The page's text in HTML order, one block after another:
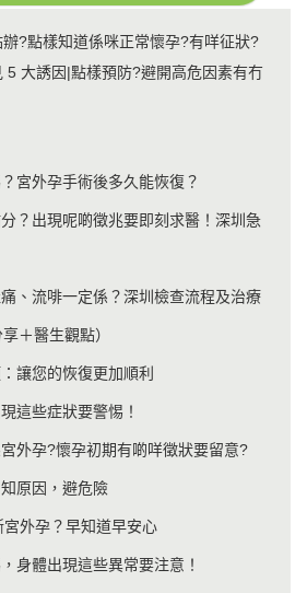
?點樣知道係咪正常懷孕?有咩征狀?
5 大誘因|點樣預防?避開高危因素有冇
宮外孕手術後多久能恢復？
？出現呢啲徵兆要即刻求醫！深圳急
、流啡一定係？深圳檢查流程及治療
＋醫生觀點）
讓您的恢復更加順利
這些症狀要警惕！
外孕?懷孕初期有啲咩徵狀要留意?
原因，避危險
外孕？早知道早安心
身體出現這些異常要注意！